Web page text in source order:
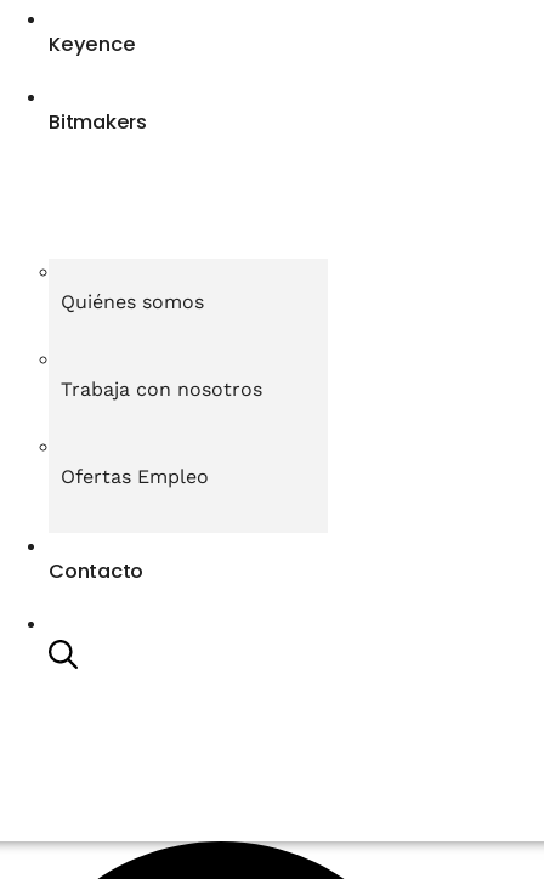
Keyence
Bitmakers
Quiénes somos
Trabaja con nosotros
Ofertas Empleo
Contacto